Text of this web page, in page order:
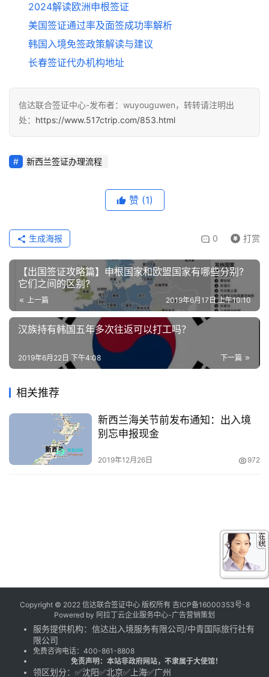
2024解读欧洲申根签证
美国签证通过率及面签成功率解析
韩国入境免签政策解读与建议
长春签证代办机构地址
信达联合签证中心-发布者：wuyouguwen，转转请注明出
处： https://www.517ctrip.com/853.html
新西兰签证办理流程
赞 (1)
0 打赏
生成海报
【出国签证攻略篇】申根国家和欧盟国家有哪些分别?
它们之间的区别?
上一篇 2019年6月17日 上午10:10
汉族持有韩国五年多次往返可以打工吗？
下一篇
2019年6月22日 下午4:08
相关推荐
新西兰海关节前发布通知：出入境
别忘申报现金
2019年12月26日 972
Copyright © 2022 信达联合签证中心 版权所有 吉ICP备16000353号-8
Powered by 阿拉丁云企业服务中心-广告营销策划
服务提供机构： 信达出入境服务有限公司/中青国际旅行社有
限公司
免费咨询电话： 400-861-8808
免责声明：本站非政府网站，不隶属于大使馆！
领区划分：✅沈阳✅北京✅上海✅广州